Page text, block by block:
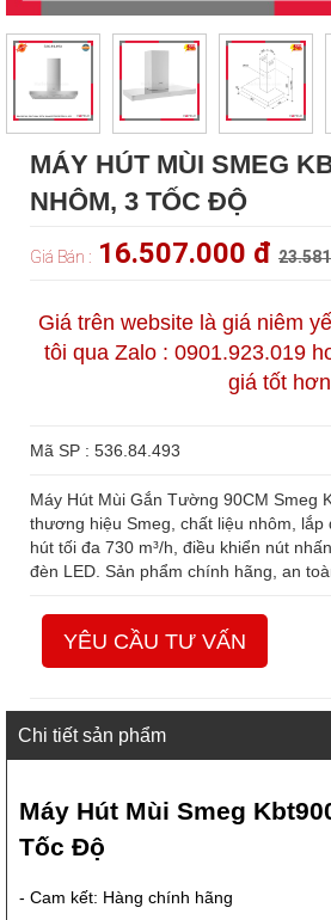
MÁY HÚT MÙI SMEG
NHÔM, 3 TỐC ĐỘ
Giá Bán : 16.507.000 đ
Giá trên website là giá niêm
tôi qua Zalo : 0901.923.019
giá tốt hơn
Mã SP : 536.84.493
Máy Hút Mùi Gắn Tường 90CM Smeg
thương hiệu Smeg, chất liệu nhôm,
hút tối đa 730 m³/h, điều khiển nút
đèn LED. Sản phẩm chính hãng, an
YÊU CẦU TƯ VẤN
Chi tiết sản phẩm
Máy Hút Mùi Smeg
Tốc Độ
- Cam kết: Hàng chính hãng